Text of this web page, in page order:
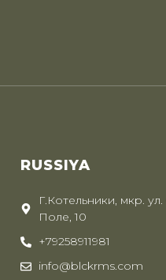
RUSSIYA
Г.Котельники, мкр.
Поле, 10
+79258911981
info@blckrms.com